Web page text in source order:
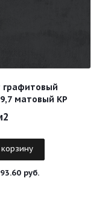
графитовый
матовый КР
руб.